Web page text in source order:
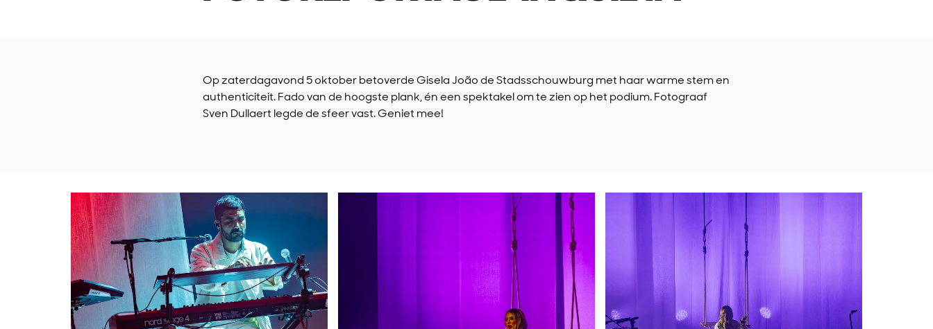
Op zaterdagavond 5 oktober betoverde Gisela João de Stadsschouwburg met haar warme stem en
authenticiteit. Fado van de hoogste plank, én een spektakel om te zien op het podium. Fotograaf
Sven Dullaert legde de sfeer vast. Geniet mee!